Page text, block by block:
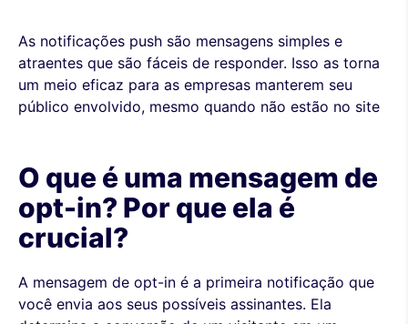
As notificações push são mensagens simples e
atraentes que são fáceis de responder. Isso as torna
um meio eficaz para as empresas manterem seu
público envolvido, mesmo quando não estão no site
O que é uma mensagem de
opt-in? Por que ela é
crucial?
A mensagem de opt-in é a primeira notificação que
você envia aos seus possíveis assinantes. Ela